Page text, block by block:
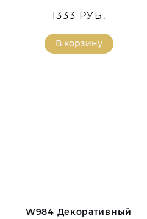
1333 РУБ.
В корзину
W984 Декоративный